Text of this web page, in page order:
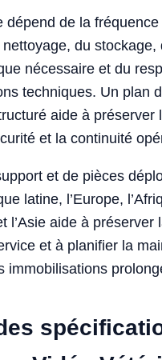
dépend de la fréquence
nettoyage, du stockage,
nécessaire et du
techniques. Un plan
aide à préserver
et la continuité
et de pièces
latine, l’Europe,
l’Asie aide à préserver
et à planifier la
immobilisations